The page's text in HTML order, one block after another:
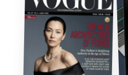
만들기
프롬프트 복사